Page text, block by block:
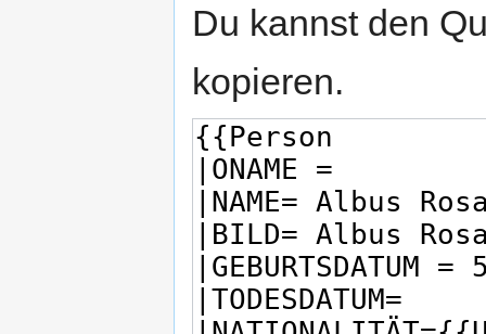
Du kannst den
kopieren.